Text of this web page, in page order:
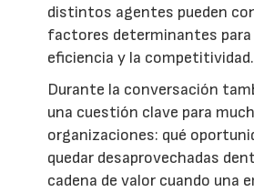
distintos agentes pueden
factores determinantes para
eficiencia y la competitividad.
Durante la conversación
una cuestión clave para
organizaciones: qué
quedar desaprovechadas
cadena de valor cuando una